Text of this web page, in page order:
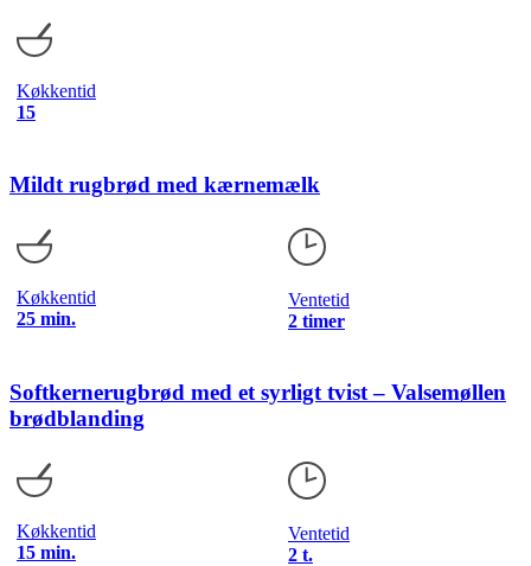
Køkkentid
15
Mildt rugbrød med kærnemælk
Køkkentid
25 min.
Ventetid
2 timer
Softkernerugbrød med et syrligt tvist – Valsemøllen
brødblanding
Køkkentid
15 min.
Ventetid
2 t.